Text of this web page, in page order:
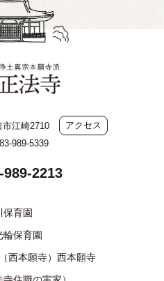
市江崎2710
アクセス
989-5339
989-2213
保育園
輪保育園
西本願寺）西本願寺